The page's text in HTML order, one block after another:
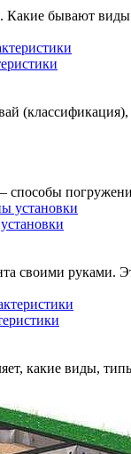
Какие бывают
своими руками.
какие виды,